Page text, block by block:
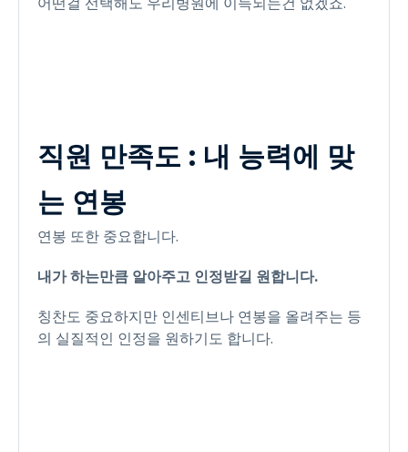
직원 만족도 : 내 능력에 맞
는 연봉
연봉 또한 중요합니다.
내가 하는만큼 알아주고 인정받길 원합니다.
칭찬도 중요하지만 인센티브나 연봉을 올려주는 등
의 실질적인 인정을 원하기도 합니다.